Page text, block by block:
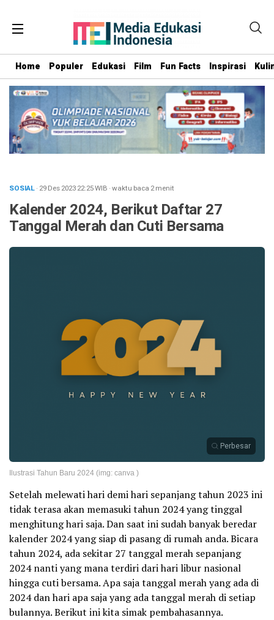
Home Populer Edukasi Film Fun Facts Inspirasi
SOSIAL· 29 Des 202322:25WIB ·waktu baca 2 menit
Kalender 2024, Berikut Daftar 27
Tanggal Merah dan Cuti Bersama
Perbesar
Ilustrasi Tahun Baru 2024 (img: canva )
Setelah melewati hari demi hari sepanjang tahun 2023 ini
tidak terasa akan memasuki tahun 2024 yang tinggal
menghitung hari saja. Dan saat ini sudah banyak beredar
kalender 2024 yang siap di pasang di rumah anda. Bicara
tahun 2024, ada sekitar 27 tanggal merah sepanjang
2024 nanti yang mana terdiri dari hari libur nasional
hingga cuti bersama. Apa saja tanggal merah yang ada di
2024 dan hari apa saja yang ada tanggal merah di setiap
bulannya. Berikut ini kita simak pembahasannya.